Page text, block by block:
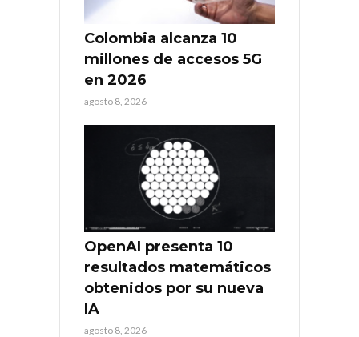
Colombia alcanza 10
millones de accesos 5G
en 2026
agosto 8, 2026
OpenAI presenta 10
resultados matemáticos
obtenidos por su nueva
IA
agosto 8, 2026